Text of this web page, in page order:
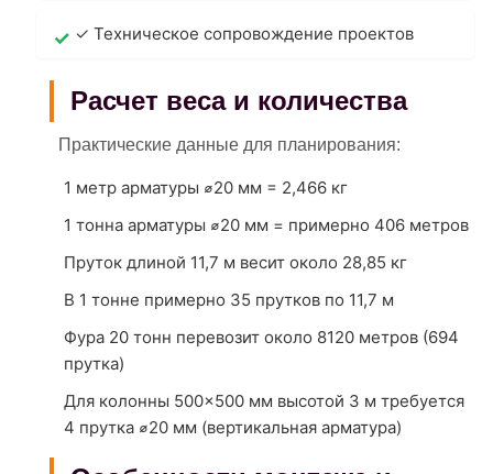
✓ Техническое сопровождение проектов
Расчет веса и количества
Практические данные для планирования:
1 метр арматуры ⌀20 мм = 2,466 кг
1 тонна арматуры ⌀20 мм = примерно 406 метров
Пруток длиной 11,7 м весит около 28,85 кг
В 1 тонне примерно 35 прутков по 11,7 м
Фура 20 тонн перевозит около 8120 метров (694
прутка)
Для колонны 500×500 мм высотой 3 м требуется
4 прутка ⌀20 мм (вертикальная арматура)